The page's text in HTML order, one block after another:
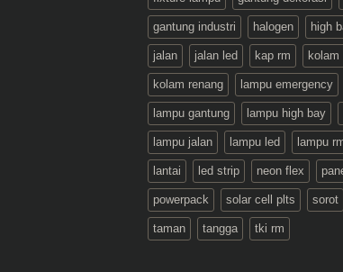
gantung industri halogen high
jalan jalan led kap rm kolam
kolam renang lampu emergency
lampu gantung lampu high bay
lampu jalan lampu led lampu
lantai led strip neon flex
powerpack solar cell plts sorot
taman tangga tki rm